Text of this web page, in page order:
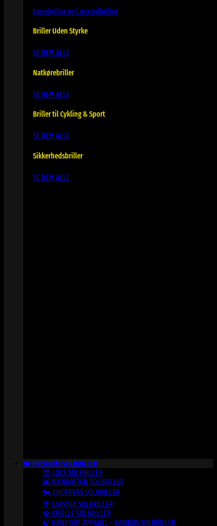
Læsebriller og Læsesolbriller
Briller Uden Styrke
SE DEM ALLE
Natkørebriller
SE DEM ALLE
Briller til Cykling & Sport
SE DEM ALLE
Sikkerhedsbriller
SE DEM ALLE
👑 PREMIUM SOLBRILLER
😎 LOCS SOLBRILLER
🌆 MANHATTAN SOLBRILLER
🏍️ CHOPPERS SOLBRILLER
🌴 CAPRAIA SOLBRILLER
💎 GISELLE SOLBRILLER
🍃 HANDOUT APPAREL – BAMBUS SOLBRILLER